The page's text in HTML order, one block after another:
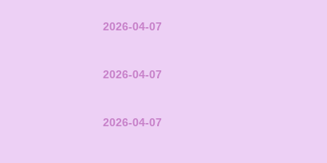
2026-04-07
2026-04-07
2026-04-07